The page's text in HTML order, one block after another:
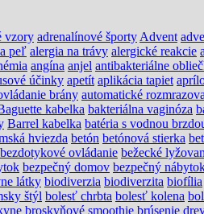
vzory adrenalínové športy Advent
peľ alergia na trávy alergické reakcie
angína anjel antibakteriálne
účinky apetít aplikácia tapiet
brány automatické
kabelka bakteriálna vaginóza
Barrel kabelka batéria s vodnou
hviezda betón betónová stierka
bezdotykové ovládanie bežecké
bezpečný domov bezpečný
látky biodiverzia biodiverzita biofília
štýl bolesť chrbta bolesť kolena
broskyňové smoothie brúsenie